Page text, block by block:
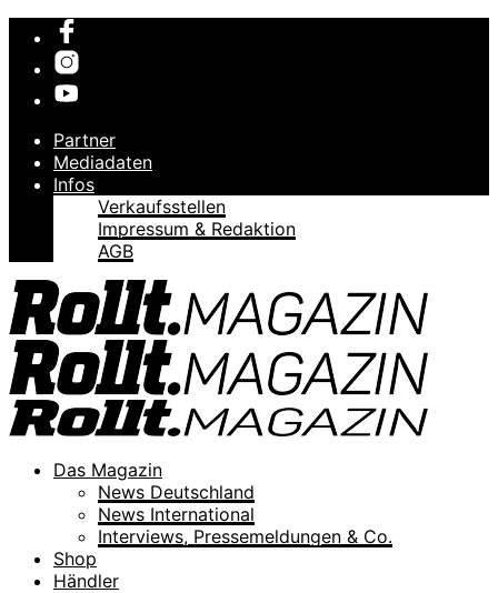
Partner
Mediadaten
Infos
Verkaufsstellen
Impressum & Redaktion
AGB
Das Magazin
News Deutschland
News International
Interviews, Pressemeldungen & Co.
Shop
Händler